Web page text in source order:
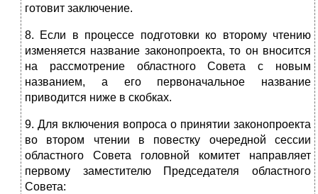
готовит заключение.
8. Если в процессе подготовки ко второму чтению
изменяется название законопроекта, то он вносится
на рассмотрение областного Совета с новым
названием, а его первоначальное название
приводится ниже в скобках.
9. Для включения вопроса о принятии законопроекта
во втором чтении в повестку очередной сессии
областного Совета головной комитет направляет
первому заместителю Председателя областного
Совета: